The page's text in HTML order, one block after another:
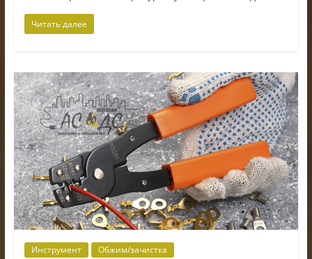
Читать далее
Инструмент Обжим/зачистка